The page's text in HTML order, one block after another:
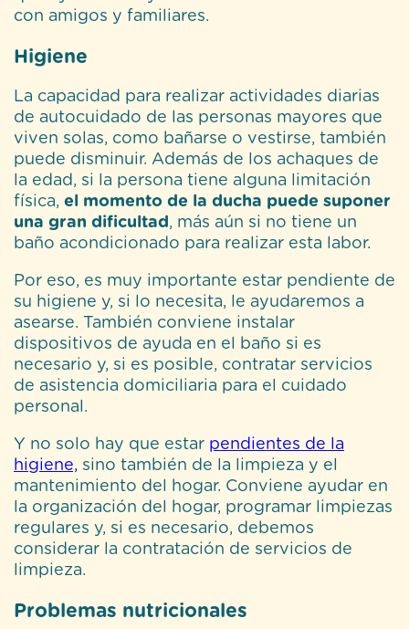
con amigos y familiares.
Higiene
La capacidad para realizar actividades diarias
de autocuidado de las personas mayores que
viven solas, como bañarse o vestirse, también
puede disminuir. Además de los achaques de
la edad, si la persona tiene alguna limitación
física, el momento de la ducha puede suponer
una gran dificultad, más aún si no tiene un
baño acondicionado para realizar esta labor.
Por eso, es muy importante estar pendiente de
su higiene y, si lo necesita, le ayudaremos a
asearse. También conviene instalar
dispositivos de ayuda en el baño si es
necesario y, si es posible, contratar servicios
de asistencia domiciliaria para el cuidado
personal.
Y no solo hay que estar pendientes de la
higiene, sino también de la limpieza y el
mantenimiento del hogar. Conviene ayudar en
la organización del hogar, programar limpiezas
regulares y, si es necesario, debemos
considerar la contratación de servicios de
limpieza.
Problemas nutricionales